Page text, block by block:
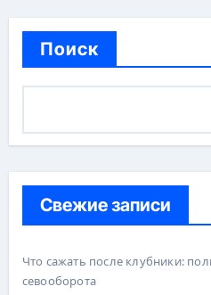
Поиск
Свежие записи
Что сажать после клубники:
севооборота